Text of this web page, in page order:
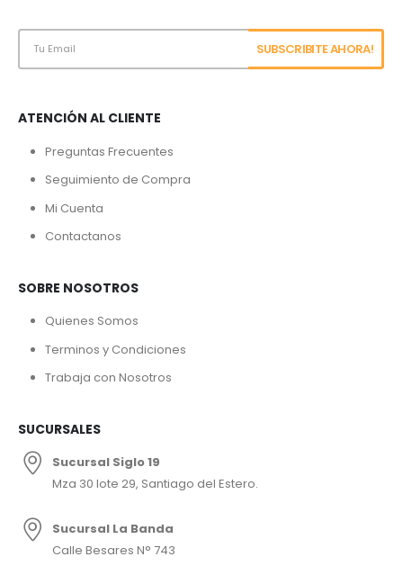
ATENCIÓN AL CLIENTE
Preguntas Frecuentes
Seguimiento de Compra
Mi Cuenta
Contactanos
SOBRE NOSOTROS
Quienes Somos
Terminos y Condiciones
Trabaja con Nosotros
SUCURSALES
Sucursal Siglo 19
Mza 30 lote 29, Santiago del Estero.
Sucursal La Banda
Calle Besares N° 743